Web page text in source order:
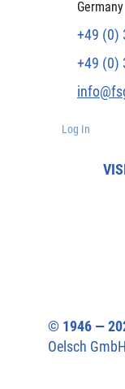
Germany
+49 (0)
+49 (0)
Log In
© 1946 —
Oelsch GmbH